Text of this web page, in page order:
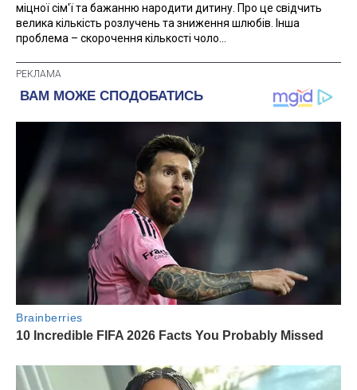
міцної сім'ї та бажанню народити дитину. Про це свідчить
велика кількість розлучень та зниження шлюбів. Інша
проблема – скорочення кількості чоло...